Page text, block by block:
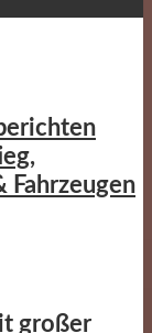
Fahrzeugen
großer